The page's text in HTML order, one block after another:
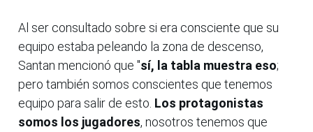
Al ser consultado sobre si era consciente que su
equipo estaba peleando la zona de descenso,
Santan mencionó que "sí, la tabla muestra eso;
pero también somos conscientes que tenemos
equipo para salir de esto. Los protagonistas
somos los jugadores, nosotros tenemos que